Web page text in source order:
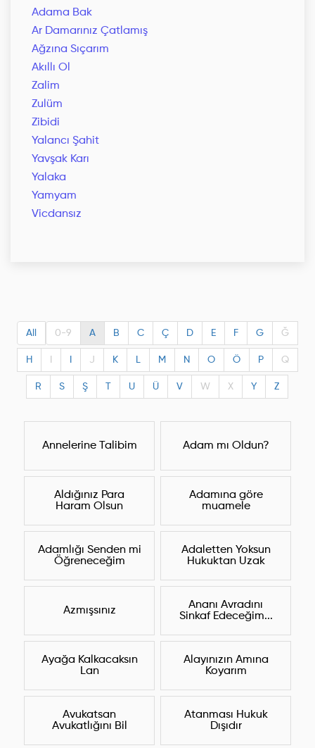
Adama Bak
Ar Damarınız Çatlamış
Ağzına Sıçarım
Akıllı Ol
Zalim
Zulüm
Zibidi
Yalancı Şahit
Yavşak Karı
Yalaka
Yamyam
Vicdansız
All 0-9 A B C Ç D E F G Ğ
H J K M N O Ö P Q
R S Ş T U Ü V W X Y Z
Annelerine Talibim Adam mı Oldun?
Aldığınız Para
Haram Olsun
Adamına göre
muamele
Adamlığı Senden mi
Öğreneceğim
Adaletten Yoksun
Hukuktan Uzak
Azmışsınız
Ananı Avradını
Sinkaf Edeceğim...
Ayağa Kalkacaksın
Lan
Alayınızın Amına
Koyarım
Avukatsan
Avukatlığını Bil
Atanması Hukuk
Dışıdır